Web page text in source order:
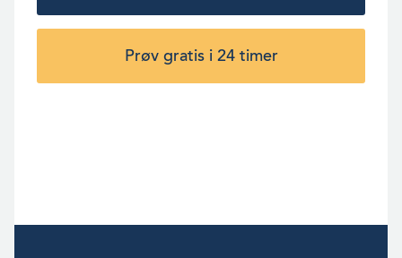
Prøv gratis i 24 timer